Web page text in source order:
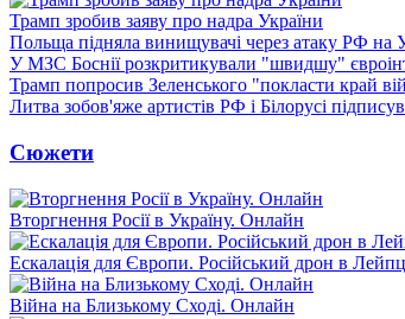
Трамп зробив заяву про надра України
Польща підняла винищувачі через атаку РФ на
У МЗС Боснії розкритикували "швидшу"
Трамп попросив Зеленського "покласти край
Литва зобов'яже артистів РФ і Білорусі
Сюжети
Вторгнення Росії в Україну. Онлайн
Ескалація для Європи. Російський дрон в
Війна на Близькому Сході. Онлайн